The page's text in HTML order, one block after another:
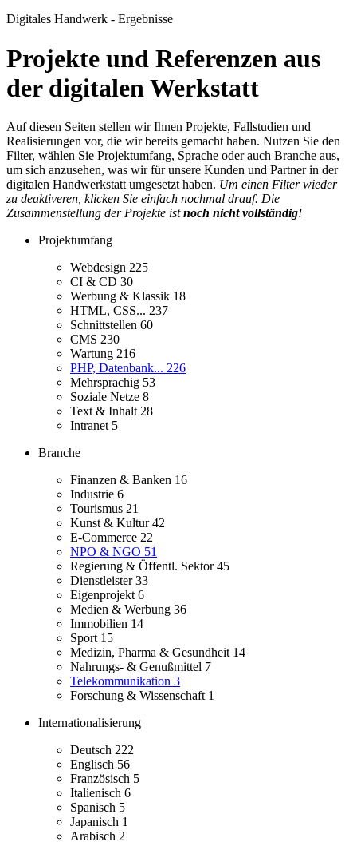
Digitales Handwerk - Ergebnisse
Projekte und Referenzen aus
der digitalen Werkstatt
Auf diesen Seiten stellen wir Ihnen Projekte, Fallstudien und
Realisierungen vor, die wir bereits gemacht haben. Nutzen Sie den
Filter, wählen Sie Projektumfang, Sprache oder auch Branche aus,
um sich anzusehen, was wir für unsere Kunden und Partner in der
digitalen Handwerkstatt umgesetzt haben. Um einen Filter wieder
zu deaktiveren, klicken Sie einfach nochmal drauf. Die
Zusammenstellung der Projekte istnoch nicht vollständig!
Projektumfang
Webdesign 225
CI & CD 30
Werbung & Klassik 18
HTML, CSS... 237
Schnittstellen 60
CMS 230
Wartung 216
PHP, Datenbank... 226
Mehrsprachig 53
Soziale Netze 8
Text & Inhalt 28
Intranet 5
Branche
Finanzen & Banken 16
Industrie 6
Tourismus 21
Kunst & Kultur42
E-Commerce 22
NPO & NGO 51
Regierung & Öffentl. Sektor45
Dienstleister33
Eigenprojekt 6
Medien & Werbung 36
Immobilien 14
Sport 15
Medizin, Pharma & Gesundheit 14
Nahrungs- & Genußmittel 7
Telekommunikation 3
Forschung & Wissenschaft 1
Internationalisierung
Deutsch 222
Englisch 56
Französisch 5
Italienisch 6
Spanisch 5
Japanisch 1
Arabisch 2